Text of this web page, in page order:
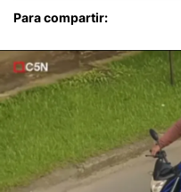
Para compartir: